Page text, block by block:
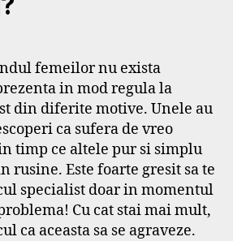
femeilor nu exista
in mod regula la
din diferite motive. Unele au
ca sufera de vreo
timp ce altele pur si simplu
rusine. Este foarte gresit sa te
specialist doar in momentul
Cu cat stai mai mult,
ca aceasta sa se agraveze.